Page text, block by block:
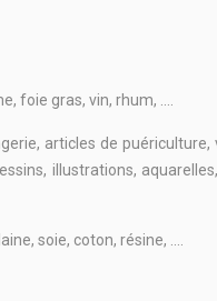
foie gras, vin, rhum, ….
articles de
illustrations,
soie, coton, résine, ….